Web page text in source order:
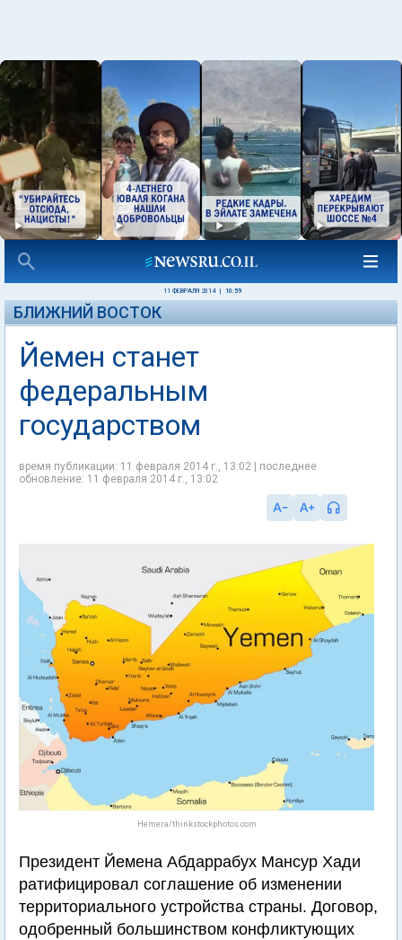
11 ФЕВРАЛЯ 2014 10:59
БЛИЖНИЙ ВОСТОК
Йемен станет
федеральным
государством
время публикации: 11 февраля 2014 г., 13:02 | последнее
обновление: 11 февраля 2014 г., 13:02
Hemera/thinkstockphotos.com
Президент Йемена Абдаррабух Мансур Хади
ратифицировал соглашение об изменении
территориального устройства страны. Договор,
одобренный большинством конфликтующих